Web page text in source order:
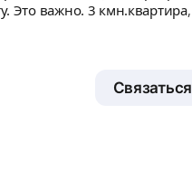
ключей февраль-март. Заезд
Связаться